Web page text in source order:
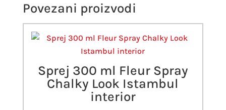
Povezani proizvodi
Sprej 300 ml Fleur Spray
Chalky Look Istambul
interior